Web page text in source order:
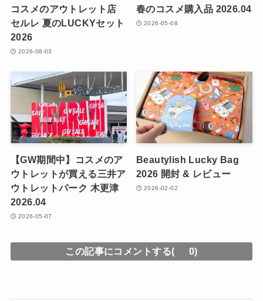
コスメのアウトレット店
セルレ 夏のLUCKYセット
2026
2026-08-03
春のコスメ購入品 2026.04
2026-05-08
【GW期間中】コスメのア
ウトレットが買える三井ア
ウトレットパーク 木更津
2026.04
2026-05-07
Beautylish Lucky Bag
2026 開封 & レビュー
2026-02-02
この記事にコメントする( 0)